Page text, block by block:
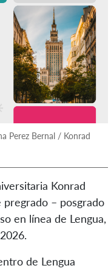
Perez Bernal / Konrad
Konrad
pregrado – posgrado
en línea de Lengua,
de Lengua